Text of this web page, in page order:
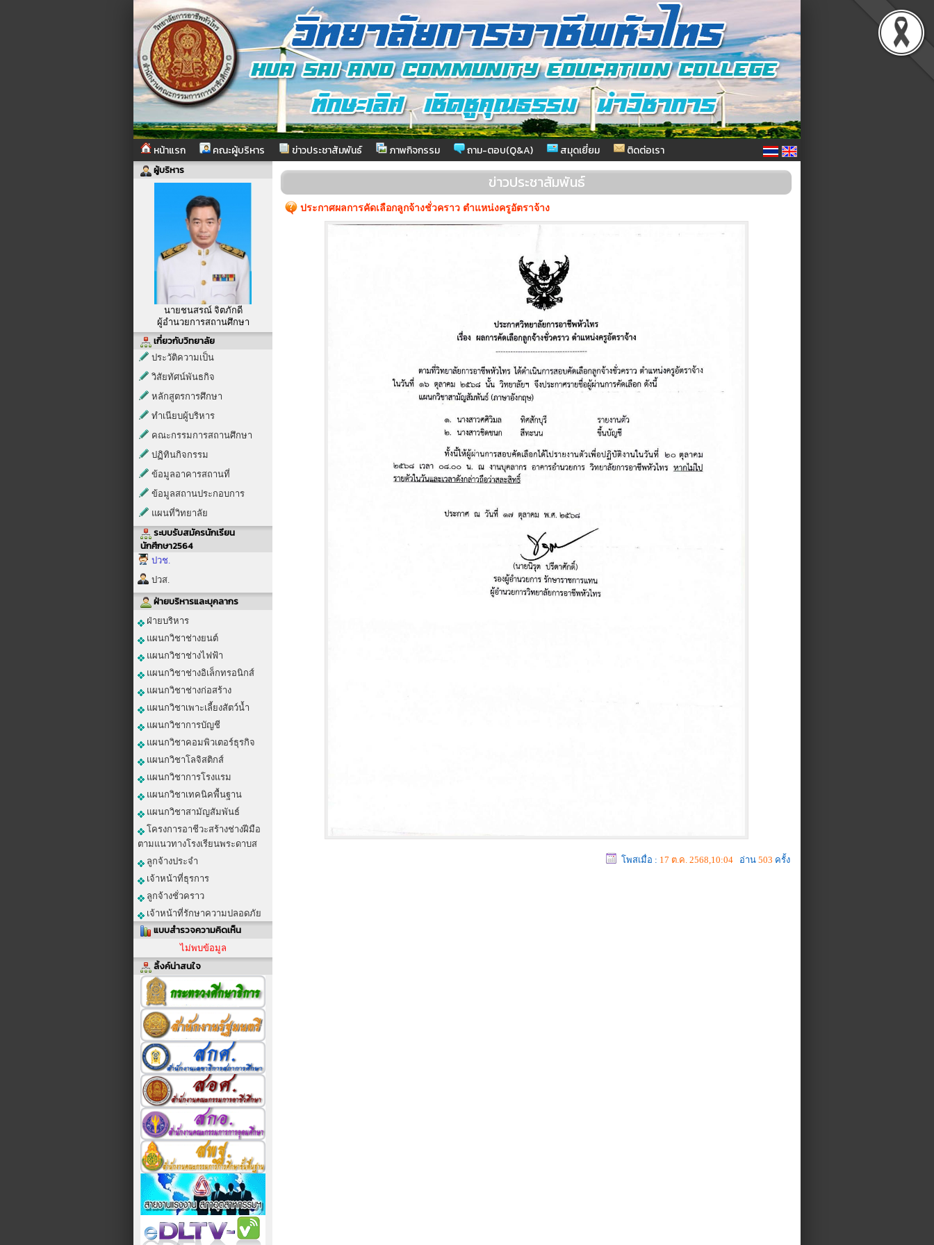
หน้าแรก คณะผู้บริหาร ข่าวประชาสัมพันธ์ ภาพกิจกรรม ถาม-ตอบ(Q&A) สมุดเยี่ยม ติดต่อเรา
ผู้บริหาร
นายชนสรณ์ จิตภักดี
ผู้อำนวยการสถานศึกษา
เกี่ยวกับวิทยาลัย
ประวัติความเป็น
วิสัยทัศน์พันธกิจ
หลักสูตรการศึกษา
ทำเนียบผู้บริหาร
คณะกรรมการสถานศึกษา
ปฏิทินกิจกรรม
ข้อมูลอาคารสถานที่
ข้อมูลสถานประกอบการ
แผนที่วิทยาลัย
ระบบรับสมัครนักเรียน
นักศึกษา2564
ปวช.
ปวส.
ฝ่ายบริหารและบุคลากร
ฝ่ายบริหาร
แผนกวิชาช่างยนต์
แผนกวิชาช่างไฟฟ้า
แผนกวิชาช่างอิเล็กทรอนิกส์
แผนกวิชาช่างก่อสร้าง
แผนกวิชาเพาะเลี้ยงสัตว์น้ำ
แผนกวิชาการบัญชี
แผนกวิชาคอมพิวเตอร์ธุรกิจ
แผนกวิชาโลจิสติกส์
แผนกวิชาการโรงแรม
แผนกวิชาเทคนิคพื้นฐาน
แผนกวิชาสามัญสัมพันธ์
โครงการอาชีวะสร้างช่างฝีมือ
ตามแนวทางโรงเรียนพระดาบส
ลูกจ้างประจำ
เจ้าหน้าที่ธุรการ
ลูกจ้างชั่วคราว
เจ้าหน้าที่รักษาความปลอดภัย
แบบสำรวจความคิดเห็น
ไม่พบข้อมูล
ลิ้งค์น่าสนใจ
ข่าวประชาสัมพันธ์
ประกาศผลการคัดเลือกลูกจ้างชั่วคราว ตำแหน่งครูอัตราจ้าง
โพสเมื่อ : 17 ต.ค. 2568,10:04 อ่าน 503 ครั้ง